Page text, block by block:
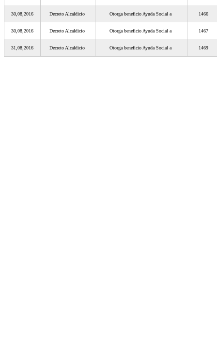
30,08,2016 Decreto Alcaldicio Otorga beneficio Ayuda Social a 1466
30,08,2016 Decreto Alcaldicio Otorga beneficio Ayuda Social a 1467
31,08,2016 Decreto Alcaldicio Otorga beneficio Ayuda Social a 1469